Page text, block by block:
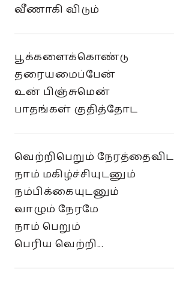
வீணாகி விடும்
பூக்களைக்கொண்டு
தரையமைப்பேன்
உன் பிஞ்சுமென்
பாதங்கள் குதித்தோட
வெற்றிபெறும் நேரத்தைவிட
நாம் மகிழ்ச்சியுடனும்
நம்பிக்கையுடனும்
வாழும் நேரமே
நாம் பெறும்
பெரிய வெற்றி...